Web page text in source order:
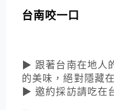
台南咬一口
▶ 跟著台南在地人
的美味，絕對隱藏
▶ 邀約採訪請吃在